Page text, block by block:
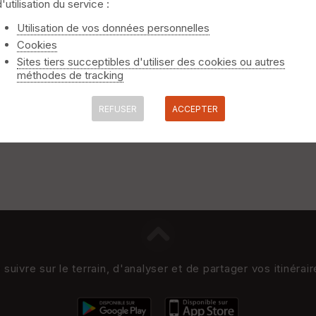
sur le terrain, d'analyser et de partager vos
du service :
Utilisation de vos données personnelles
Cookies
Sites tiers succeptibles d'utiliser des cookies ou autres
méthodes de tracking
REFUSER ACCEPTER